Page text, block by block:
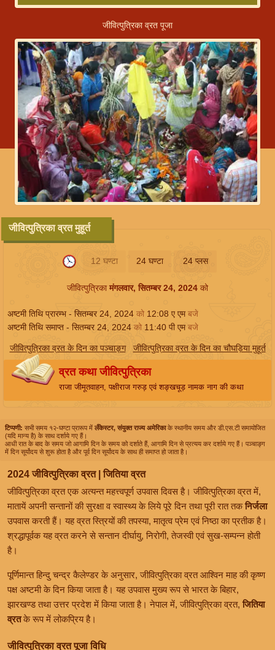
जीवित्पुत्रिका व्रत पूजा
12 घण्टा 24 घण्टा 24 प्लस
जीवित्पुत्रिका व्रत मुहूर्त
जीवित्पुत्रिकामंगलवार, सितम्बर 24, 2024 को
अष्टमी तिथि प्रारम्भ - सितम्बर 24, 2024 को 12:08 ए एम बजे
अष्टमी तिथि समाप्त - सितम्बर 24, 2024 को 11:40 पी एम बजे
जीवित्पुत्रिका व्रत के दिन का पञ्चाङ्ग जीवित्पुत्रिका व्रत के दिन का चौघड़िया मुहूर्त
व्रत कथा जीवित्पुत्रिका
राजा जीमूतवाहन, पक्षीराज गरुड़ एवं शङ्खचूड़ नामक नाग की कथा
टिप्पणी: सभी समय १२-घण्टा प्रारूप में लँकेस्टर, संयुक्त राज्य अमेरिकाके स्थानीय समय और डी.एस.टी समायोजित
(यदि मान्य है) के साथ दर्शाये गए हैं।
आधी रात के बाद के समय जो आगामि दिन के समय को दर्शाते हैं, आगामि दिन से प्रत्यय कर दर्शाये गए हैं। पञ्चाङ्ग
में दिन सूर्योदय से शुरू होता है और पूर्व दिन सूर्योदय के साथ ही समाप्त हो जाता है।
2024 जीवित्पुत्रिका व्रत | जितिया व्रत
जीवित्पुत्रिका व्रत एक अत्यन्त महत्त्वपूर्ण उपवास दिवस है। जीवित्पुत्रिका व्रत में,
मातायें अपनी सन्तानों की सुरक्षा व स्वास्थ्य के लिये पूरे दिन तथा पूरी रात तकनिर्जला
उपवास करती हैं। यह व्रत स्त्रियों की तपस्या, मातृत्व प्रेम एवं निष्ठा का प्रतीक है।
श्रद्धापूर्वक यह व्रत करने से सन्तान दीर्घायु, निरोगी, तेजस्वी एवं सुख-सम्पन्न होती
है।
पूर्णिमान्त हिन्दु चन्द्र कैलेण्डर के अनुसार, जीवित्पुत्रिका व्रत आश्विन माह की कृष्ण
पक्ष अष्टमी के दिन किया जाता है। यह उपवास मुख्य रूप से भारत के बिहार,
झारखण्ड तथा उत्तर प्रदेश में किया जाता है। नेपाल में, जीवित्पुत्रिका व्रत, जितिया
व्रतके रूप में लोकप्रिय है।
जीवित्पुत्रिका व्रत पूजा विधि